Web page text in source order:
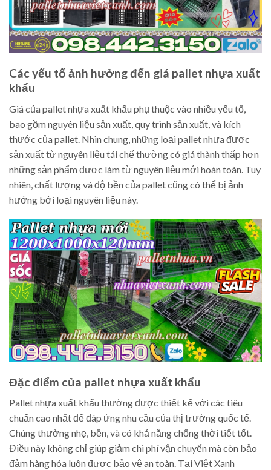
Các yếu tố ảnh hưởng đến giá pallet nhựa xuất
khẩu
Giá của pallet nhựa xuất khẩu phụ thuộc vào nhiều yếu tố,
bao gồm nguyên liệu sản xuất, quy trình sản xuất, và kích
thước của pallet. Nhìn chung, những loại pallet nhựa được
sản xuất từ nguyên liệu tái chế thường có giá thành thấp hơn
những sản phẩm được làm từ nguyên liệu mới hoàn toàn. Tuy
nhiên, chất lượng và độ bền của pallet cũng có thể bị ảnh
hưởng bởi loại nguyên liệu này.
Đặc điểm của pallet nhựa xuất khẩu
Pallet nhựa xuất khẩu thường được thiết kế với các tiêu
chuẩn cao nhất để đáp ứng nhu cầu của thị trường quốc tế.
Chúng thường nhẹ, bền, và có khả năng chống thời tiết tốt.
Điều này không chỉ giúp giảm chi phí vận chuyển mà còn bảo
đảm hàng hóa luôn được bảo vệ an toàn. Tại Việt Xanh